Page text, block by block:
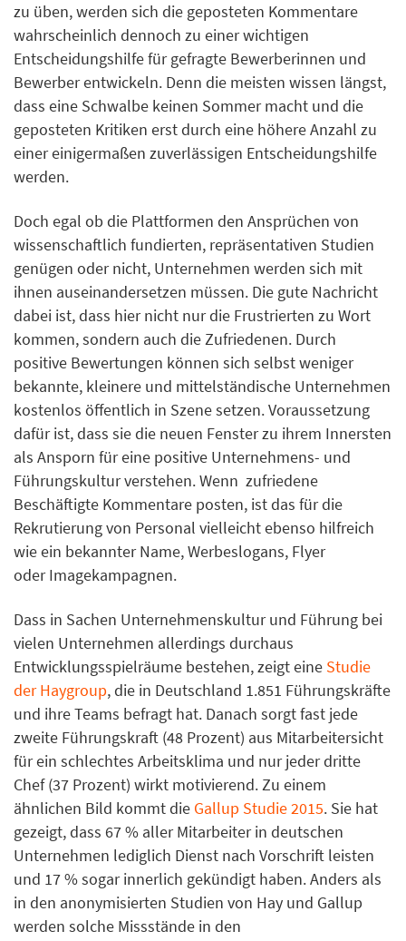
zu üben, werden sich die geposteten Kommentare
wahrscheinlich dennoch zu einer wichtigen
Entscheidungshilfe für gefragte Bewerberinnen und
Bewerber entwickeln. Denn die meisten wissen längst,
dass eine Schwalbe keinen Sommer macht und die
geposteten Kritiken erst durch eine höhere Anzahl zu
einer einigermaßen zuverlässigen Entscheidungshilfe
werden.
Doch egal ob die Plattformen den Ansprüchen von
wissenschaftlich fundierten, repräsentativen Studien
genügen oder nicht, Unternehmen werden sich mit
ihnen auseinandersetzen müssen. Die gute Nachricht
dabei ist, dass hier nicht nur die Frustrierten zu Wort
kommen, sondern auch die Zufriedenen. Durch
positive Bewertungen können sich selbst weniger
bekannte, kleinere und mittelständische Unternehmen
kostenlos öffentlich in Szene setzen. Voraussetzung
dafür ist, dass sie die neuen Fenster zu ihrem Innersten
als Ansporn für eine positive Unternehmens- und
Führungskultur verstehen. Wenn zufriedene
Beschäftigte Kommentare posten, ist das für die
Rekrutierung von Personal vielleicht ebenso hilfreich
wie ein bekannter Name, Werbeslogans, Flyer
oder Imagekampagnen.
Dass in Sachen Unternehmenskultur und Führung bei
vielen Unternehmen allerdings durchaus
Entwicklungsspielräume bestehen, zeigt eine Studie
der Haygroup, die in Deutschland 1.851 Führungskräfte
und ihre Teams befragt hat. Danach sorgt fast jede
zweite Führungskraft (48 Prozent) aus Mitarbeitersicht
für ein schlechtes Arbeitsklima und nur jeder dritte
Chef (37 Prozent) wirkt motivierend. Zu einem
ähnlichen Bild kommt die Gallup Studie 2015. Sie hat
gezeigt, dass 67 % aller Mitarbeiter in deutschen
Unternehmen lediglich Dienst nach Vorschrift leisten
und 17 % sogar innerlich gekündigt haben. Anders als
in den anonymisierten Studien von Hay und Gallup
werden solche Missstände in den